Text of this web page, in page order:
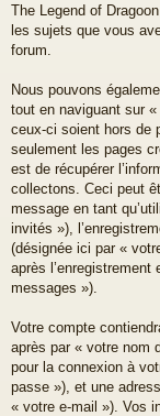
The Legend of
les sujets que vous
forum.
Nous pouvons
tout en naviguant sur
ceux-ci soient hors de
seulement les pages
est de récupérer
collectons. Ceci peut
message en tant
invités »),
(désignée ici par «
après l’enregistrement
messages »).
Votre compte
après par « votre nom
pour la connexion à
passe »), et une
« votre e-mail »). Vos